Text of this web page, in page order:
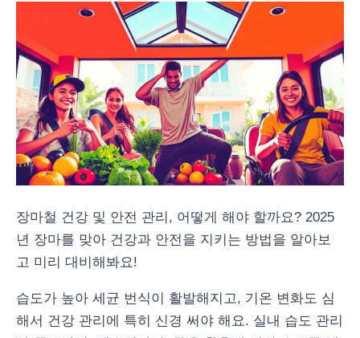
장마철 건강 및 안전 관리, 어떻게 해야 할까요? 2025
년 장마를 맞아 건강과 안전을 지키는 방법을 알아보
고 미리 대비해봐요!
습도가 높아 세균 번식이 활발해지고, 기온 변화도 심
해서 건강 관리에 특히 신경 써야 해요. 실내 습도 관리